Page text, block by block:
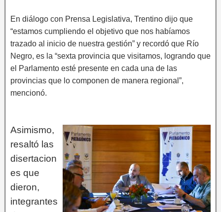
En diálogo con Prensa Legislativa, Trentino dijo que
“estamos cumpliendo el objetivo que nos habíamos
trazado al inicio de nuestra gestión” y recordó que Río
Negro, es la “sexta provincia que visitamos, logrando que
el Parlamento esté presente en cada una de las
provincias que lo componen de manera regional”,
mencionó.
Asimismo,
resaltó las
disertacion
es que
dieron,
integrantes